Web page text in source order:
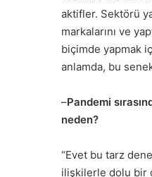
aktifler. Sektörü
markalarını ve
biçimde yapmak
anlamda, bu
–Pandemi
neden?
“Evet bu tarz
ilişkilerle dolu bir